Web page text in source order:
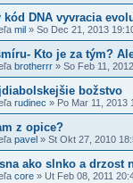
kód DNA vyvracia
mil » So Dec 21, 2013
Kto je za tým?
brotherrr » So Feb 11,
božstvo
rudinec » Po Mar 11, 2013
z opice?
pavel » St Okt 27, 2010
ako slnko a drzost
core » Ut Feb 08, 2011